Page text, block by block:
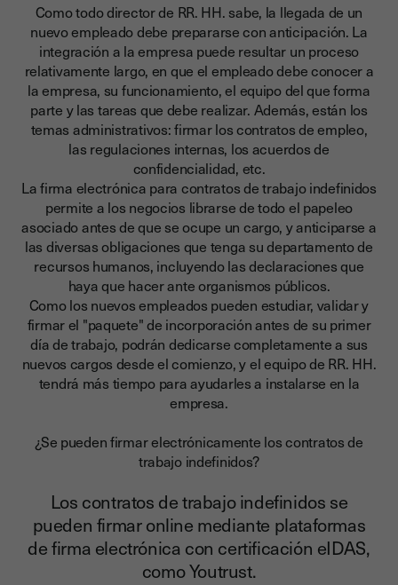
Como todo director de RR. HH. sabe, la llegada de un
nuevo empleado debe prepararse con anticipación. La
integración a la empresa puede resultar un proceso
relativamente largo, en que el empleado debe conocer a
la empresa, su funcionamiento, el equipo del que forma
parte y las tareas que debe realizar. Además, están los
temas administrativos: firmar los contratos de empleo,
las regulaciones internas, los acuerdos de
confidencialidad, etc.
La firma electrónica para contratos de trabajo indefinidos
permite a los negocios librarse de todo el papeleo
asociado antes de que se ocupe un cargo, y anticiparse a
las diversas obligaciones que tenga su departamento de
recursos humanos, incluyendo las declaraciones que
haya que hacer ante organismos públicos.
Como los nuevos empleados pueden estudiar, validar y
firmar el "paquete" de incorporación antes de su primer
día de trabajo, podrán dedicarse completamente a sus
nuevos cargos desde el comienzo, y el equipo de RR. HH.
tendrá más tiempo para ayudarles a instalarse en la
empresa.
¿Se pueden firmar electrónicamente los contratos de
trabajo indefinidos?
Los contratos de trabajo indefinidos se
pueden firmar online mediante plataformas
de firma electrónica con certificación eIDAS,
como Youtrust.